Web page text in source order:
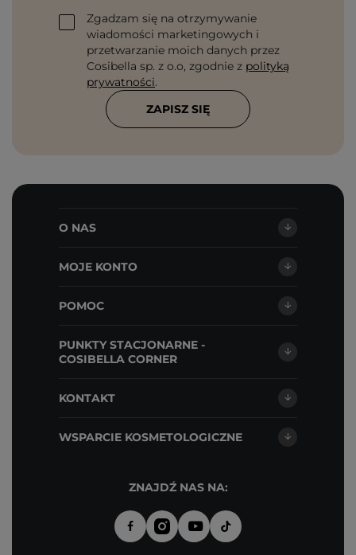
Zgadzam się na otrzymywanie
wiadomości marketingowych i
przetwarzanie moich danych przez
Cosibella sp. z o.o, zgodnie z polityką
prywatności.
ZAPISZ SIĘ
O NAS
MOJE KONTO
POMOC
PUNKTY STACJONARNE -
COSIBELLA CORNER
KONTAKT
WSPARCIE KOSMETOLOGICZNE
ZNAJDŹ NAS NA: